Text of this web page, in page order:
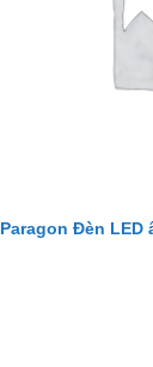
Paragon Đèn LED